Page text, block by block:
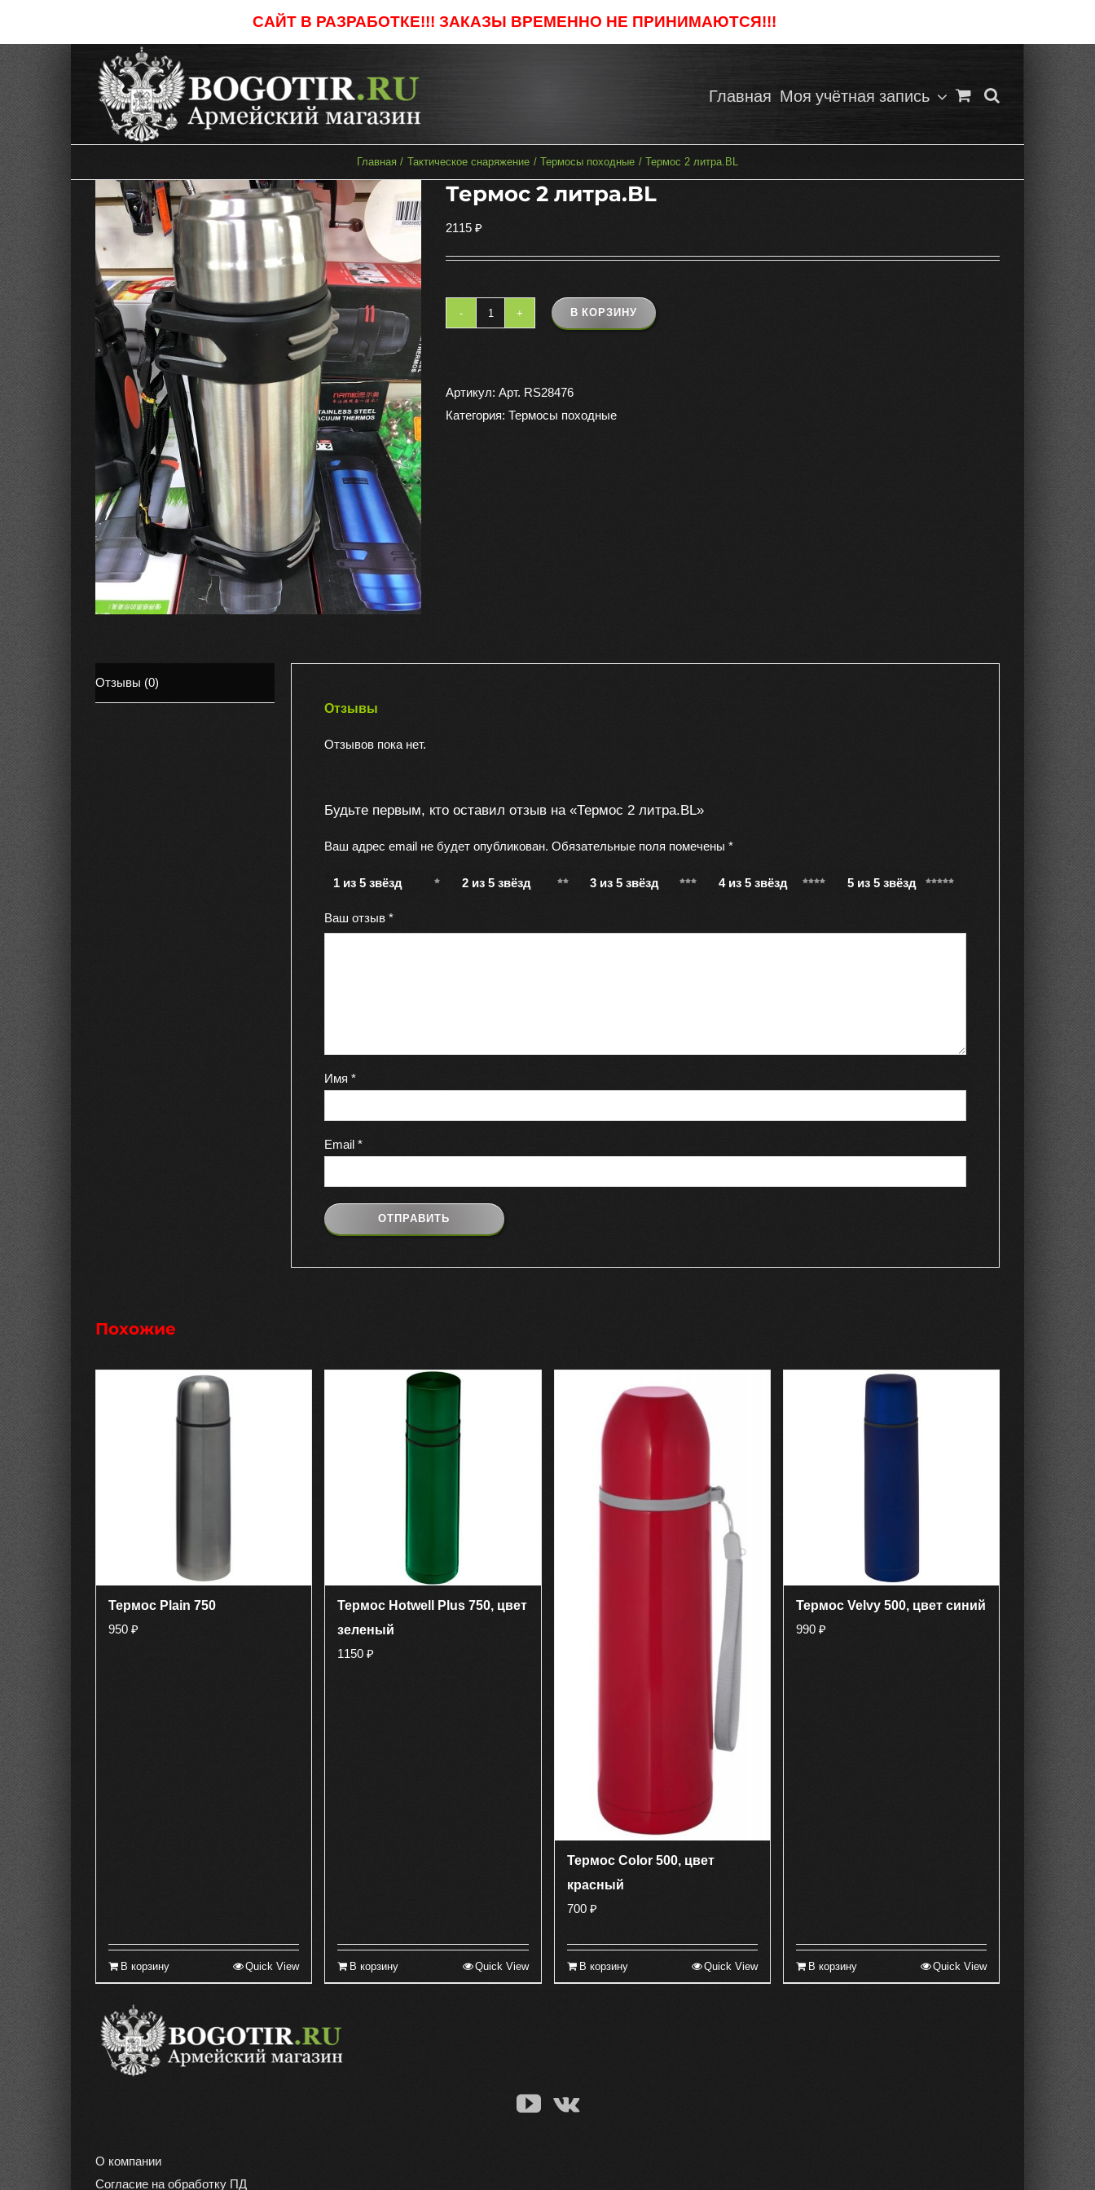
САЙТ В РАЗРАБОТКЕ!!! ЗАКАЗЫ ВРЕМЕННО НЕ ПРИНИМАЮТСЯ!!!
content
Главная Моя учётная запись
Главная Тактическое снаряжение Термосы походные Термос 2 литра.BL
Термос 2 литра.BL
2115 ₽
Количество
2
литра.BL
В КОРЗИНУ
Артикул: Арт. RS28476
Категория: Термосы походные
Отзывы (0)
Отзывы
Отзывов пока нет.
Будьте первым, кто оставил отзыв на «Термос 2 литра.BL»
Ваш адрес email не будет опубликован. Обязательные поля помечены *
1 из 5 звёзд 2 из 5 звёзд 3 из 5 звёзд 4 из 5 звёзд 5 из 5 звёзд
Ваш отзыв *
Имя *
Email *
Похожие
Термос Plain 750
950 ₽
В корзину Quick View
Термос Hotwell Plus 750, цвет
зеленый
1150₽
В корзину Quick View
Термос Color 500, цвет
красный
700 ₽
В корзину Quick View
Термос Velvy 500, цвет синий
990 ₽
В корзину Quick View
О компании
Согласие на обработку ПД